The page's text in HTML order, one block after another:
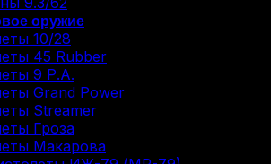
оружие
10/28
45 Rubber
9 Р.А.
Grand Power
Streamer
Гроза
Макарова